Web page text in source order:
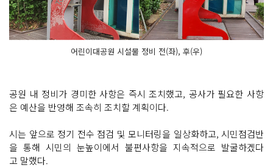
어린이대공원 시설물 정비 전(좌), 후(우)
공원 내 정비가 경미한 사항은 즉시 조치했고, 공사가 필요한 사항
은 예산을 반영해 조속히 조치할 계획이다.
시는 앞으로 정기 전수 점검 및 모니터링을 일상화하고, 시민점검반
을 통해 시민의 눈높이에서 불편사항을 지속적으로 발굴하겠다
고 말했다.